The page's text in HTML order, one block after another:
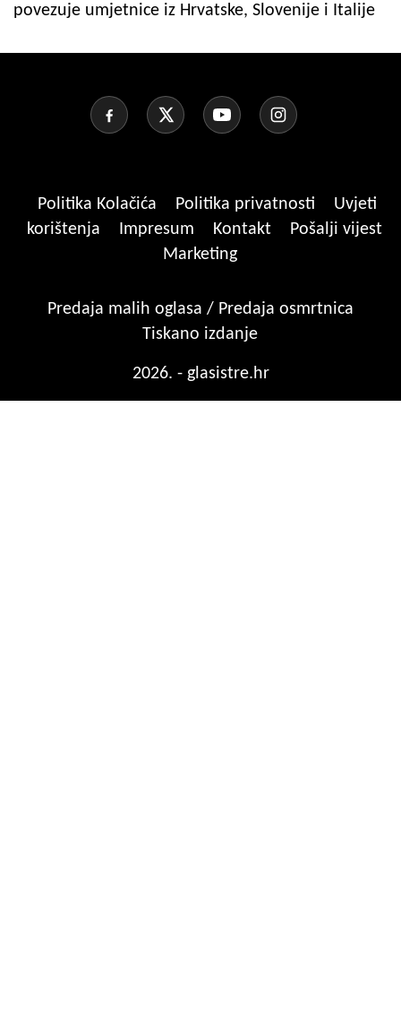
povezuje umjetnice iz Hrvatske, Slovenije i Italije
Politika Kolačića Politika privatnosti
Uvjeti
korištenja
Impresum Kontakt
Pošalji vijest
Marketing
Predaja malih oglasa / Predaja osmrtnica
Tiskano izdanje
2026. - glasistre.hr